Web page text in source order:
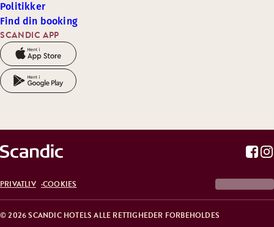
SCANDIC APP
Politikker
Find din booking
© 2026 SCANDIC HOTELS ALLE RETTIGHEDER FORBEHOLDES
PRIVATLIV COOKIES